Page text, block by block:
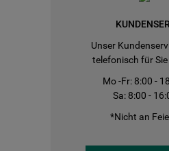
Unser
telefonisch für
Mo -Fr: 8:00 -
Sa: 8:00 -
*Nicht an